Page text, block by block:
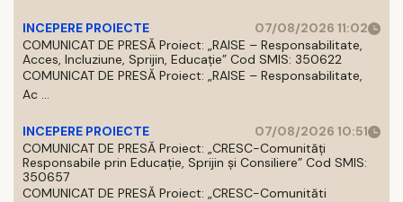
INCEPERE PROIECTE
07/08/2026 11:02
COMUNICAT DE PRESĂ Proiect: „RAISE – Responsabilitate,
Acces, Incluziune, Sprijin, Educație” Cod SMIS: 350622
COMUNICAT DE PRESĂ Proiect: „RAISE – Responsabilitate,
Ac ...
INCEPERE PROIECTE
07/08/2026 10:51
COMUNICAT DE PRESĂ Proiect: „CRESC-Comunități
Responsabile prin Educație, Sprijin și Consiliere” Cod SMIS:
350657
COMUNICAT DE PRESĂ Proiect: „CRESC-Comunităti